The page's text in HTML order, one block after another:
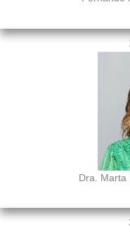
Dra. Marta